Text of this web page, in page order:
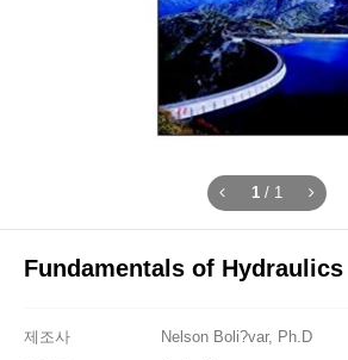
1 / 1
Fundamentals of Hydraulics
제조사
Nelson Boli?var, Ph.D